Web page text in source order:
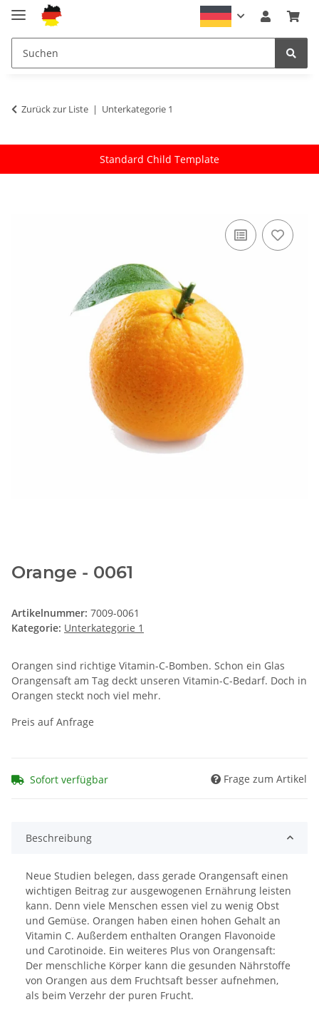
Zurück zur Liste Unterkategorie 1
Standard Child Template
Orange - 0061
Artikelnummer: 7009-0061
Kategorie: Unterkategorie 1
Orangen sind richtige Vitamin-C-Bomben. Schon ein Glas
Orangensaft am Tag deckt unseren Vitamin-C-Bedarf. Doch in
Orangen steckt noch viel mehr.
Preis auf Anfrage
Sofort verfügbar Frage zum Artikel
Beschreibung
Neue Studien belegen, dass gerade Orangensaft einen
wichtigen Beitrag zur ausgewogenen Ernährung leisten
kann. Denn viele Menschen essen viel zu wenig Obst
und Gemüse. Orangen haben einen hohen Gehalt an
Vitamin C. Außerdem enthalten Orangen Flavonoide
und Carotinoide. Ein weiteres Plus von Orangensaft:
Der menschliche Körper kann die gesunden Nährstoffe
von Orangen aus dem Fruchtsaft besser aufnehmen,
als beim Verzehr der puren Frucht.